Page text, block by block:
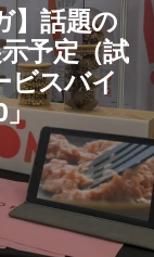
】話題の
予定（試
ビスバイ
」